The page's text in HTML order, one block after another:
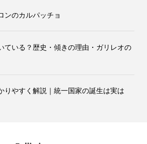
ンのカルパッチョ
ている？歴史・傾きの理由・ガリレオの
りやすく解説｜統一国家の誕生は実は